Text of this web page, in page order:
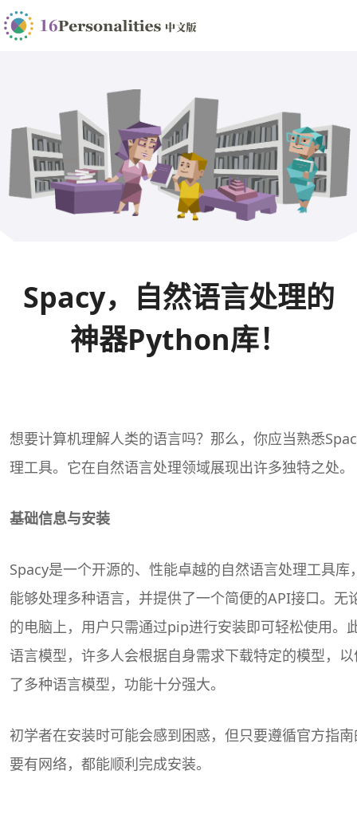
Spacy，自然语言处理的
神器Python库！
想要计算机理解人类的语言吗？那么，你应当熟悉
理工具。它在自然语言处理领域展现出许多独特之处。
基础信息与安装
Spacy是一个开源的、性能卓越的自然语言处理工具
能够处理多种语言，并提供了一个简便的API接口。无
的电脑上，用户只需通过pip进行安装即可轻松使用。
语言模型，许多人会根据自身需求下载特定的模型，
了多种语言模型，功能十分强大。
初学者在安装时可能会感到困惑，但只要遵循官方指
要有网络，都能顺利完成安装。